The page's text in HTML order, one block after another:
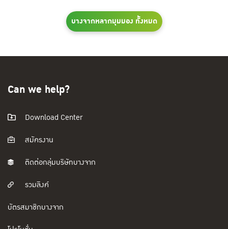
บางจากหลากมุมมอง ทั้งหมด
Can we help?
Download Center
สมัครงาน
ติดต่อกลุ่มบริษัทบางจาก
รวมลิงค์
บัตรสมาชิกบางจาก